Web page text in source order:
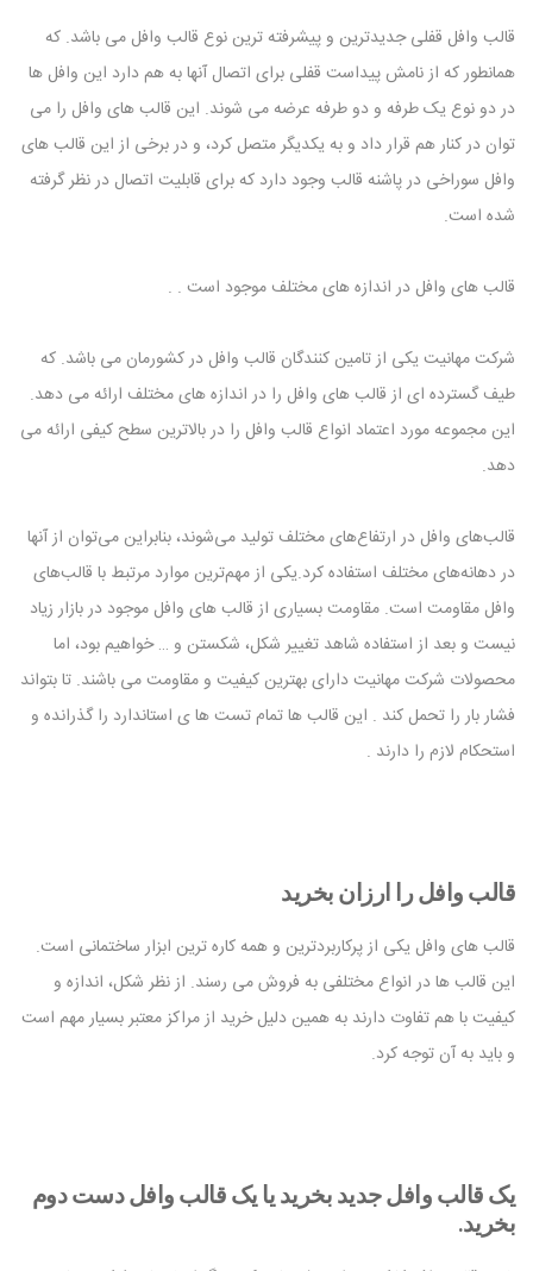
قالب وافل قفلی جدیدترین و پیشرفته ترین نوع قالب وافل می باشد. که
همانطور که از نامش پیداست قفلی برای اتصال آنها به هم دارد این وافل ها
در دو نوع یک طرفه و دو طرفه عرضه می شوند. این قالب های وافل را می
توان در کنار هم قرار داد و به یکدیگر متصل کرد، و در برخی از این قالب های
وافل سوراخی در پاشنه قالب وجود دارد که برای قابلیت اتصال در نظر گرفته
شده است.
قالب های وافل در اندازه های مختلف موجود است . .
شرکت مهانیت یکی از تامین کنندگان قالب وافل در کشورمان می باشد. که
طیف گسترده ای از قالب های وافل را در اندازه های مختلف ارائه می دهد.
این مجموعه مورد اعتماد انواع قالب وافل را در بالاترین سطح کیفی ارائه می
دهد.
قالب‌های وافل در ارتفاع‌های مختلف تولید می‌شوند، بنابراین می‌توان از آنها
در دهانه‌های مختلف استفاده کرد.یکی از مهم‌ترین موارد مرتبط با قالب‌های
وافل مقاومت است. مقاومت بسیاری از قالب های وافل موجود در بازار زیاد
نیست و بعد از استفاده شاهد تغییر شکل، شکستن و … خواهیم بود، اما
محصولات شرکت مهانیت دارای بهترین کیفیت و مقاومت می باشند. تا بتواند
فشار بار را تحمل کند . این قالب ها تمام تست ها ی استاندارد را گذرانده و
استحکام لازم را دارند .
قالب وافل را ارزان بخرید
قالب های وافل یکی از پرکاربردترین و همه کاره ترین ابزار ساختمانی است.
این قالب ها در انواع مختلفی به فروش می رسند. از نظر شکل، اندازه و
کیفیت با هم تفاوت دارند به همین دلیل خرید از مراکز معتبر بسیار مهم است
و باید به آن توجه کرد.
یک قالب وافل جدید بخرید یا یک قالب وافل دست دوم
بخرید.